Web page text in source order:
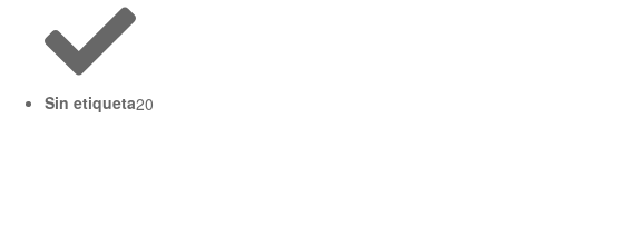
Sin etiqueta20